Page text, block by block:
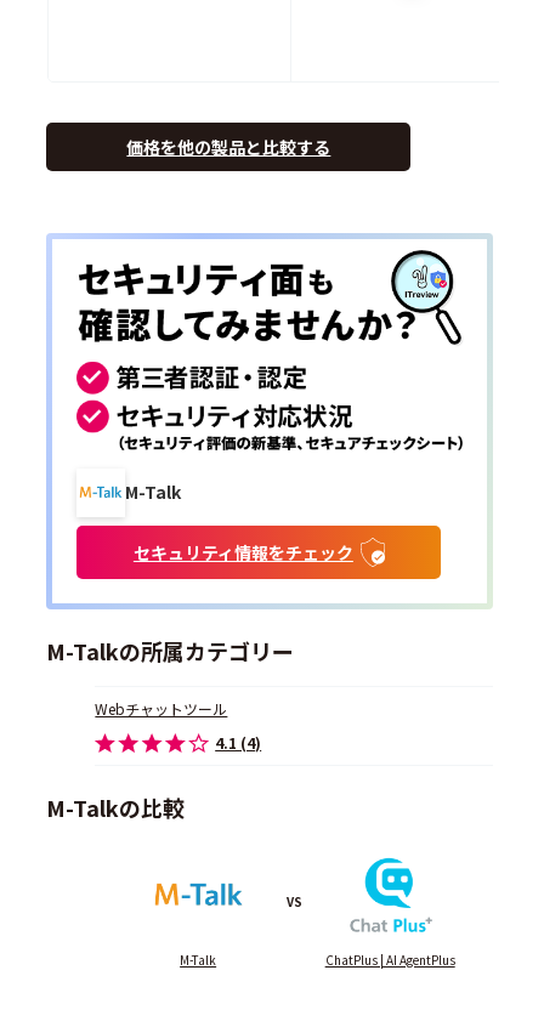
価格を他の製品と比較する
M-Talk
セキュリティ情報をチェック
M-Talkの所属カテゴリー
Webチャットツール
4.1 (4)
M-Talkの比較
M-Talk
VS
ChatPlus | AI AgentPlus